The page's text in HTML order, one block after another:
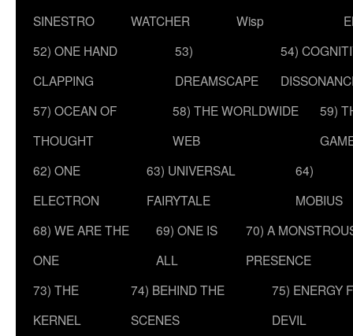
SINESTRO
WATCHER
Wisp
52) ONE HAND
CLAPPING
53)
DREAMSCAPE
54)
57) OCEAN OF
THOUGHT
58) THE WORLDWIDE
WEB
59)
62) ONE
ELECTRON
63) UNIVERSAL
FAIRYTALE
64)
MOBIUS
68) WE ARE THE
ONE
69) ONE IS
ALL
70) A
PRESENCE
73) THE
KERNEL
74) BEHIND THE
SCENES
75) ENERGY
DEVIL